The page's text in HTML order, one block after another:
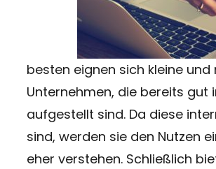
besten eignen sich kleine
Unternehmen, die bereits gut
aufgestellt sind. Da diese
sind, werden sie den Nutzen
eher verstehen. Schließlich